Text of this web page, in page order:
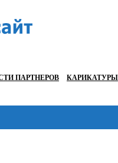
ПАРТНЕРОВ КАРИКАТУРЫ